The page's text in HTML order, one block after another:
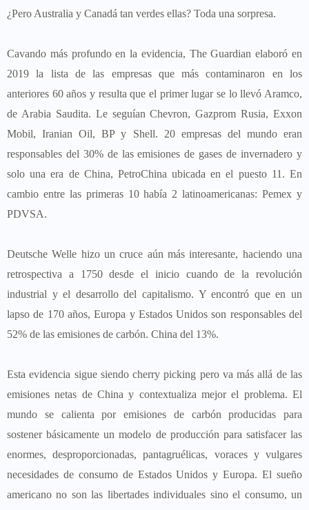
¿Pero Australia y Canadá tan verdes ellas? Toda una sorpresa.
Cavando más profundo en la evidencia, The Guardian elaboró en
2019 la lista de las empresas que más contaminaron en los
anteriores 60 años y resulta que el primer lugar se lo llevó Aramco,
de Arabia Saudita. Le seguían Chevron, Gazprom Rusia, Exxon
Mobil, Iranian Oil, BP y Shell. 20 empresas del mundo eran
responsables del 30% de las emisiones de gases de invernadero y
solo una era de China, PetroChina ubicada en el puesto 11. En
cambio entre las primeras 10 había 2 latinoamericanas: Pemex y
PDVSA.
Deutsche Welle hizo un cruce aún más interesante, haciendo una
retrospectiva a 1750 desde el inicio cuando de la revolución
industrial y el desarrollo del capitalismo. Y encontró que en un
lapso de 170 años, Europa y Estados Unidos son responsables del
52% de las emisiones de carbón. China del 13%.
Esta evidencia sigue siendo cherry picking pero va más allá de las
emisiones netas de China y contextualiza mejor el problema. El
mundo se calienta por emisiones de carbón producidas para
sostener básicamente un modelo de producción para satisfacer las
enormes, desproporcionadas, pantagruélicas, voraces y vulgares
necesidades de consumo de Estados Unidos y Europa. El sueño
americano no son las libertades individuales sino el consumo, un